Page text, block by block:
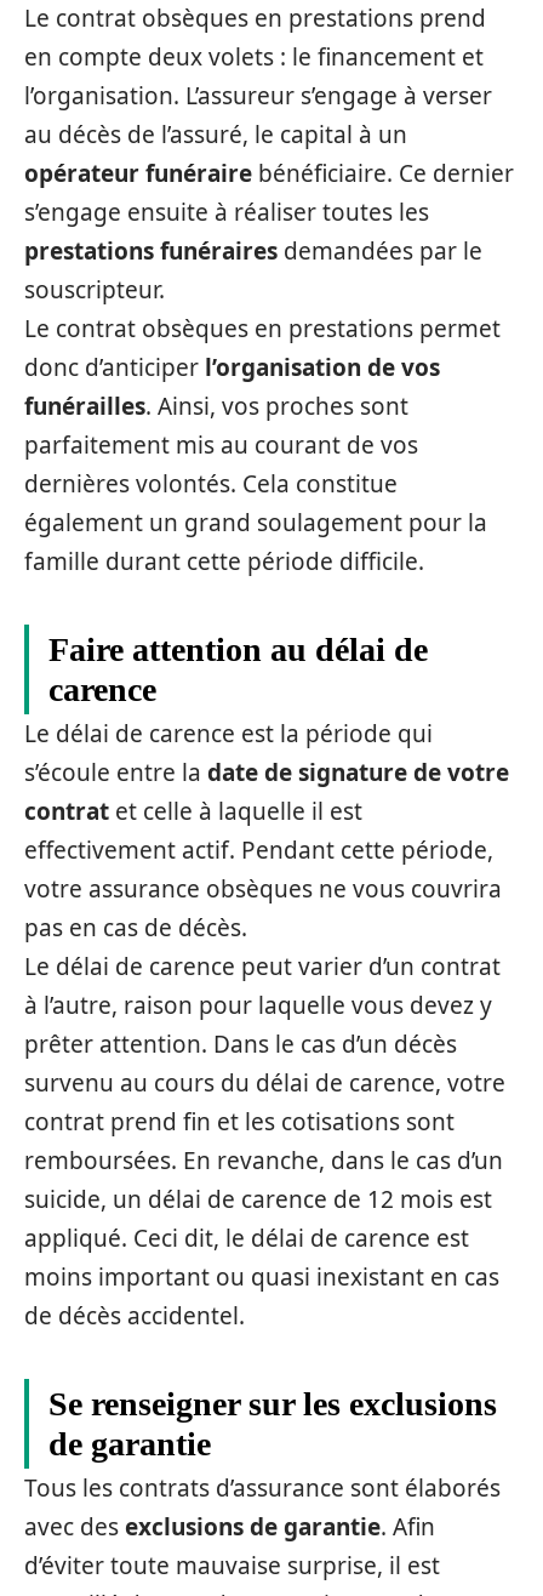
Le contrat obsèques en prestations prend
en compte deux volets : le financement et
l’organisation. L’assureur s’engage à verser
au décès de l’assuré, le capital à un
opérateur funéraire bénéficiaire. Ce dernier
s’engage ensuite à réaliser toutes les
prestations funéraires demandées par le
souscripteur.
Le contrat obsèques en prestations permet
donc d’anticiper l’organisation de vos
funérailles. Ainsi, vos proches sont
parfaitement mis au courant de vos
dernières volontés. Cela constitue
également un grand soulagement pour la
famille durant cette période difficile.
Faire attention au délai de
carence
Le délai de carence est la période qui
s’écoule entre la date de signature de votre
contrat et celle à laquelle il est
effectivement actif. Pendant cette période,
votre assurance obsèques ne vous couvrira
pas en cas de décès.
Le délai de carence peut varier d’un contrat
à l’autre, raison pour laquelle vous devez y
prêter attention. Dans le cas d’un décès
survenu au cours du délai de carence, votre
contrat prend fin et les cotisations sont
remboursées. En revanche, dans le cas d’un
suicide, un délai de carence de 12 mois est
appliqué. Ceci dit, le délai de carence est
moins important ou quasi inexistant en cas
de décès accidentel.
Se renseigner sur les exclusions
de garantie
Tous les contrats d’assurance sont élaborés
avec desexclusions de garantie. Afin
d’éviter toute mauvaise surprise, il est